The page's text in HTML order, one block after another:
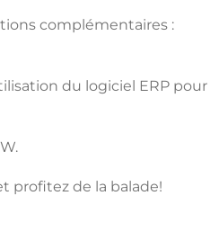
complémentaires :
du logiciel ERP pour
profitez de la balade!